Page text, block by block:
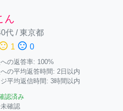
ん
代/東京都
1 sentiment_dissatisfied 0
の返答率: 100%
の平均返答時間: 2日以内
ジ平均返信時間: 3時間以内
認済み
確認